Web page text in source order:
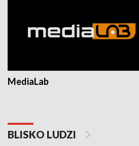
MediaLab
BLISKO LUDZI